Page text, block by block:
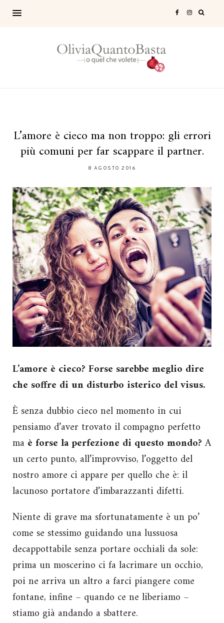
L’amore è cieco ma non troppo: gli errori
più comuni per far scappare il partner.
8 AGOSTO 2016
L’amore è cieco? Forse sarebbe meglio dire
che soffre di un disturbo isterico del visus.
È senza dubbio cieco nel momento in cui
pensiamo d’aver trovato il compagno perfetto
ma è forse la perfezione di questo mondo?A
un certo punto, all’improvviso, l’oggetto del
nostro amore ci appare per quello che è: il
lacunoso portatore d’imbarazzanti difetti.
Niente di grave ma sfortunatamente è un po’
come se stessimo guidando una lussuosa
decappottabile senza portare occhiali da sole:
prima un moscerino ci fa lacrimare un occhio,
poi ne arriva un altro a farci piangere come
fontane, infine – quando ce ne liberiamo –
stiamo già andando a sbattere.